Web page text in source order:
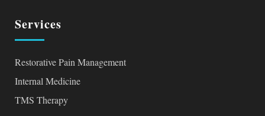
Services
Restorative Pain Management
Internal Medicine
TMS Therapy